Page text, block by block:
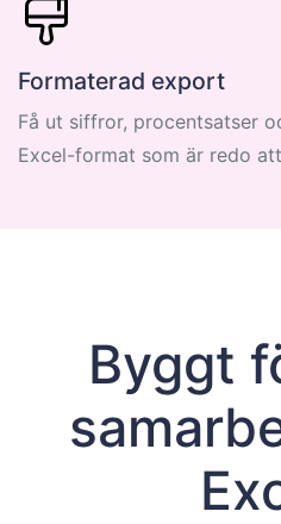
Formaterad export
Få ut siffror, procentsatser
Excel-format som är redo
Byggt